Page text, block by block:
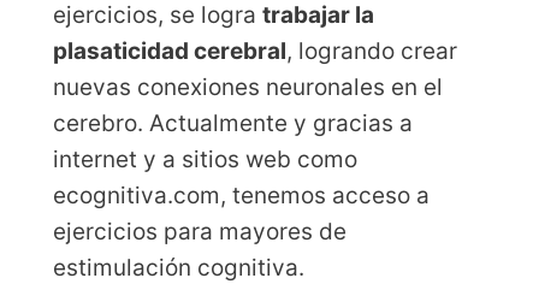
ejercicios, se logra trabajar la
plasaticidad cerebral, logrando crear
nuevas conexiones neuronales en el
cerebro. Actualmente y gracias a
internet y a sitios web como
ecognitiva.com, tenemos acceso a
ejercicios para mayores de
estimulación cognitiva.